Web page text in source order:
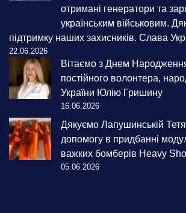
отримані генератори та
українським військовим.
підтримку наших захисників. Слава
22.06.2026
Вітаємо з Днем
постійного волонтера,
України Юлію Гришину
16.06.2026
Дякуємо Лапушинській
допомогу в придбанні
важких бомберів Heavy
05.06.2026